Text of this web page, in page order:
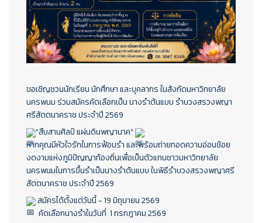
ขอเชิญชวนนักเรียน นักศึกษา และบุคลากร ในสังกัดมหาวิทยาลัย
นครพนม ร่วมสมัครคัดเลือกเป็น นางรำต้นแบบ รำบวงสรวงพญา
ศรีสัตตนาคราช ประจำปี 2569
"สืบสานศิลป์ แผ่นดินพญานาค"
หากคุณมีหัวใจรักในการฟ้อนรำ และพร้อมถ่ายทอดความอ่อนช้อย
งดงามแห่งภูมิปัญญาท้องถิ่นเพื่อเป็นตัวแทนชาวมหาวิทยาลัย
นครพนมในการขึ้นรำเป็นนางรำต้นแบบ ในพิธีรำบวงสรวงพญาศรี
สัตตนาคราช ประจำปี 2569
สมัครได้ตั้งแต่วันนี้ - 19 มิถุนายน 2569
       คัดเลือกนางรำในวันที่  1 กรกฎาคม 2569